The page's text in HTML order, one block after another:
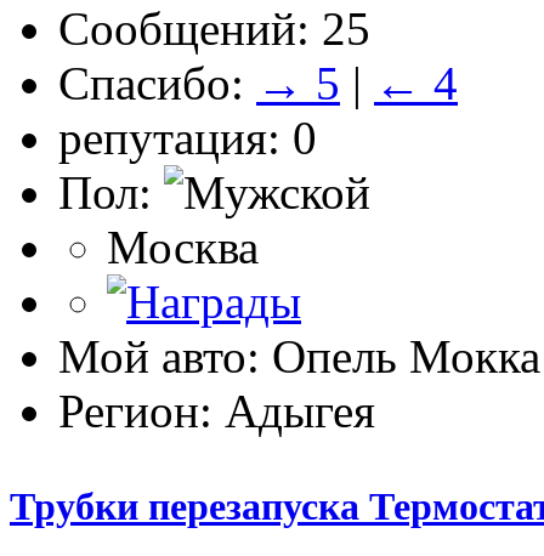
Сообщений: 25
Спасибо: → 5 | ← 4
репутация: 0
Пол:
Москва
Мой авто: Опель Мокка
Регион: Адыгея
Трубки перезапуска